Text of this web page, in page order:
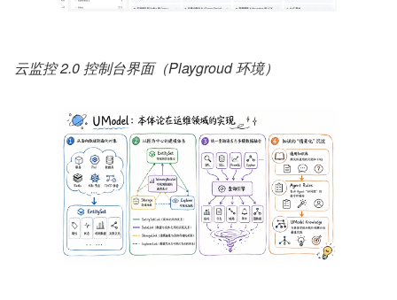
云监控 2.0 控制台界面（Playgroud 环境）